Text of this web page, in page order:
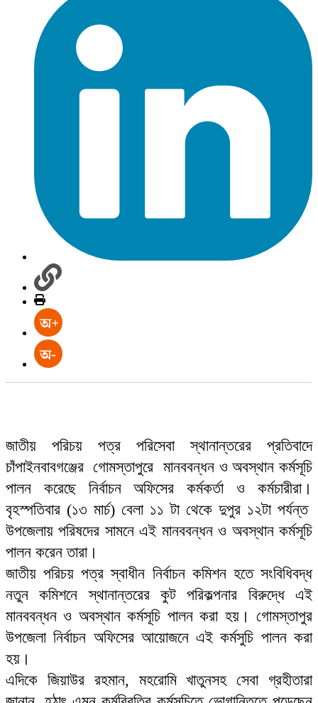
জাতীয় পরিচয় পত্র পরিসেবা স্থানান্তরের প্রতিবাদে
চাঁপাইনবাবগঞ্জের গোমস্তাপুরে মানববন্ধন ও অবস্থান কর্মসূচি
পালন করেছে নির্বাচন অফিসের কর্মকর্তা ও কর্মচারীরা।
বৃহস্পতিবার (১৩ মার্চ) বেলা ১১ টা থেকে দুপুর ১২টা পর্যন্ত
উপজেলায় পরিষদের সামনে এই মানববন্ধন ও অবস্থান কর্মসূচি
পালন করেন তারা।
জাতীয় পরিচয় পত্র স্বাধীন নির্বাচন কমিশন হতে সংবিধিবদ্ধ
নতুন কমিশনে স্থানান্তরের কুট পরিকল্পনার বিরুদ্ধে এই
মানববন্ধন ও অবস্থান কর্মসূচি পালন করা হয়। গোমস্তাপুর
উপজেলা নির্বাচন অফিসের আয়োজনে এই কর্মসুচি পালন করা
হয়।
এদিকে জিয়াউর রহমান, মহরোমি খাতুনসহ সেবা গ্রহীতারা